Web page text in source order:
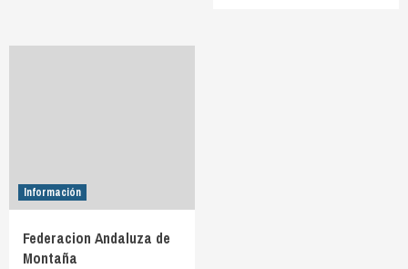
Información
Federacion Andaluza de
Montaña